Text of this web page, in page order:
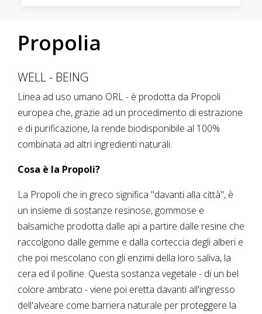
Propolia
WELL - BEING
Linea ad uso umano ORL - è prodotta da Propoli
europea che, grazie ad un procedimento di estrazione
e di purificazione, la rende biodisponibile al 100%
combinata ad altri ingredienti naturali.
Cosa è la Propoli?
La Propoli che in greco significa "davanti alla città", è
un insieme di sostanze resinose, gommose e
balsamiche prodotta dalle api a partire dalle resine che
raccolgono dalle gemme e dalla corteccia degli alberi e
che poi mescolano con gli enzimi della loro saliva, la
cera ed il polline. Questa sostanza vegetale - di un bel
colore ambrato - viene poi eretta davanti all'ingresso
dell'alveare come barriera naturale per proteggere la